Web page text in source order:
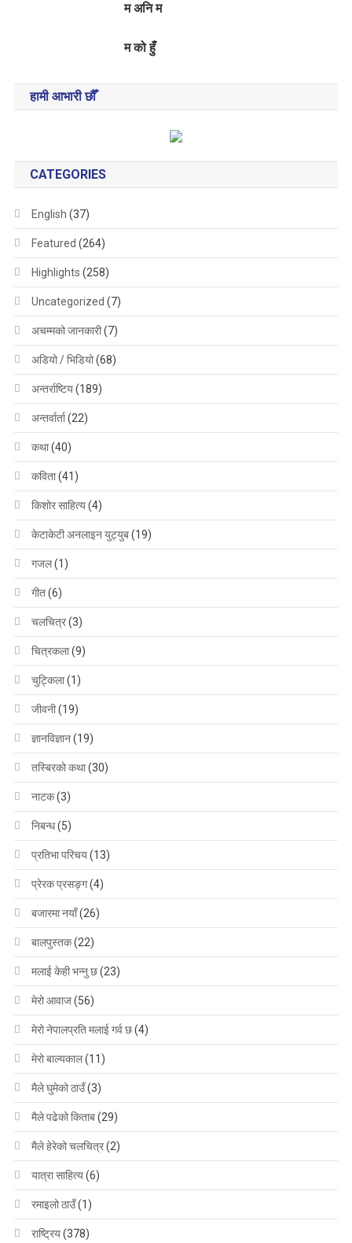
म अनि म
म को हुँ
हामी आभारी छौँ
CATEGORIES
English (37)
Featured (264)
Highlights (258)
Uncategorized (7)
अचम्मको जानकारी(7)
अडियो / भिडियो(68)
अन्तर्राष्टिय(189)
अन्तर्वार्ता(22)
कथा(40)
कविता(41)
किशोर साहित्य(4)
केटाकेटी अनलाइन युट्युब(19)
गजल(1)
गीत(6)
चलचित्र(3)
चित्रकला(9)
चुट्किला(1)
जीवनी(19)
ज्ञानविज्ञान(19)
तस्बिरको कथा(30)
नाटक(3)
निबन्ध(5)
प्रतिभा परिचय(13)
प्रेरक प्रसङ्ग(4)
बजारमा नयाँ(26)
बालपुस्तक(22)
मलाई केही भन्नु छ(23)
मेरो आवाज(56)
मेरो नेपालप्रति मलाई गर्व छ(4)
मेरो बाल्यकाल(11)
मैले घुमेको ठाउँ(3)
मैले पढेको किताब(29)
मैले हेरेको चलचित्र(2)
यात्रा साहित्य(6)
रमाइलो ठाउँ(1)
राष्ट्रिय(378)